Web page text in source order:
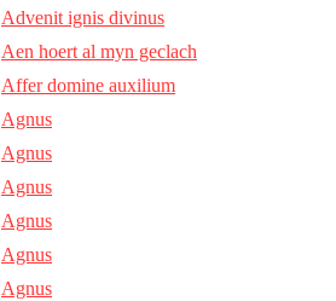
Advenit ignis divinus
Aen hoert al myn geclach
Affer domine auxilium
Agnus
Agnus
Agnus
Agnus
Agnus
Agnus